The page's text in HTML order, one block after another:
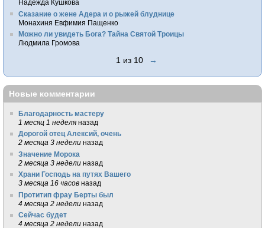
Надежда Кушкова
Сказание о жене Адера и о рыжей блуднице
Монахиня Евфимия Пащенко
Можно ли увидеть Бога? Тайна Святой Троицы
Людмила Громова
1 из 10 →
Новые комментарии
Благодарность мастеру
1 месяц 1 неделя назад
Дорогой отец Алексий, очень
2 месяца 3 недели назад
Значение Морока
2 месяца 3 недели назад
Храни Господь на путях Вашего
3 месяца 16 часов назад
Протитип фрау Берты был
4 месяца 2 недели назад
Сейчас будет
4 месяца 2 недели назад